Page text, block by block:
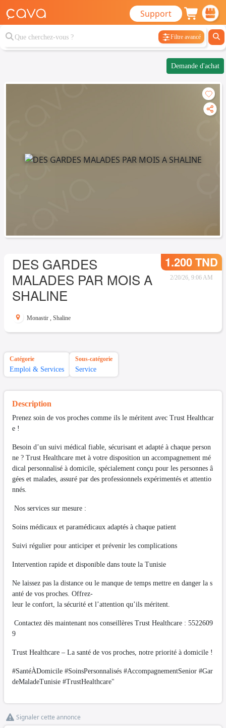
Support
Filtre avancé
Demande d'achat
DES GARDES
MALADES PAR MOIS A
SHALINE
1.200 TND
2/20/26, 9:06 AM
Monastir , Shaline
Catégorie
Emploi & Services
Sous-catégorie
Service
Description
Prenez soin de vos proches comme ils le méritent avec Trust Healthcar
e !
Besoin d’un suivi médical fiable, sécurisant et adapté à chaque person
ne ? Trust Healthcare met à votre disposition un accompagnement mé
dical personnalisé à domicile, spécialement conçu pour les personnes â
gées et malades, assuré par des professionnels expérimentés et attentio
nnés.
Nos services sur mesure :
Soins médicaux et paramédicaux adaptés à chaque patient
Suivi régulier pour anticiper et prévenir les complications
Intervention rapide et disponible dans toute la Tunisie
Ne laissez pas la distance ou le manque de temps mettre en danger la s
anté de vos proches. Offrez-
leur le confort, la sécurité et l’attention qu’ils méritent.
Contactez dès maintenant nos conseillères Trust Healthcare : 5522609
9
Trust Healthcare – La santé de vos proches, notre priorité à domicile !
#SantéÀDomicile #SoinsPersonnalisés #AccompagnementSenior #Gar
deMaladeTunisie #TrustHealthcare"
Signaler cette annonce